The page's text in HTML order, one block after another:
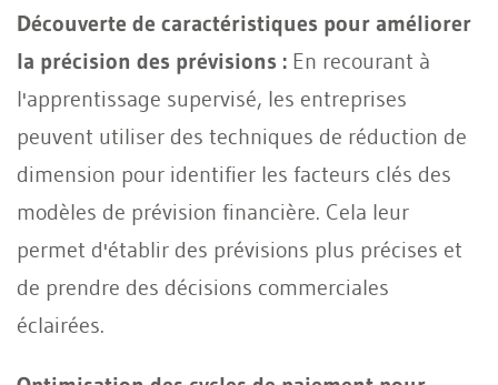
Découverte de caractéristiques pour améliorer
la précision des prévisions : En recourant à
l'apprentissage supervisé, les entreprises
peuvent utiliser des techniques de réduction de
dimension pour identifier les facteurs clés des
modèles de prévision financière. Cela leur
permet d'établir des prévisions plus précises et
de prendre des décisions commerciales
éclairées.